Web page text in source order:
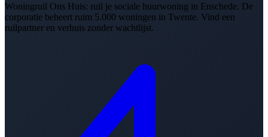
Woningruil Ons Huis: ruil je sociale huurwoning in Enschede. De
corporatie beheert ruim 5.000 woningen in Twente. Vind een
ruilpartner en verhuis zonder wachtlijst.